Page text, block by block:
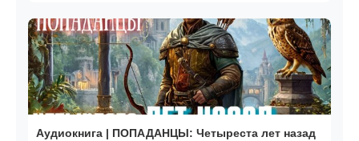
Аудиокнига | ПОПАДАНЦЫ: Четыреста лет назад